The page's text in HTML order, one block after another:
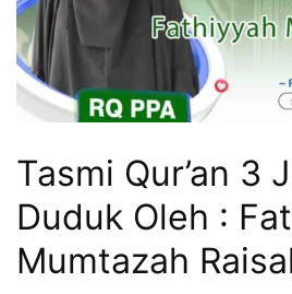
Tasmi Qur’an 3
Duduk Oleh :
Mumtazah